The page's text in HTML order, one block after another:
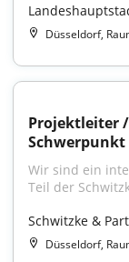
Düsseldorf,
Projektleiter
Schwerpunkt
Wir sind ein
Teil der
Schwitzke &
Düsseldorf,